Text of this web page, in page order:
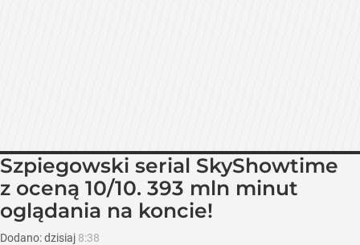
Szpiegowski serial SkyShowtime
z oceną 10/10. 393 mln minut
oglądania na koncie!
Dodano:dzisiaj 8:38